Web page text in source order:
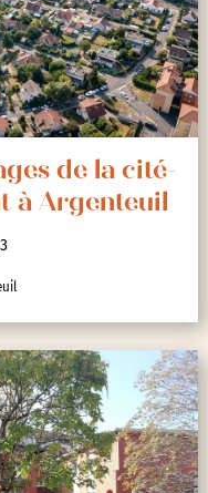
de la cité-
à Argenteuil